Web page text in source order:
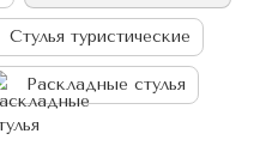
Стулья туристические
Раскладные стулья